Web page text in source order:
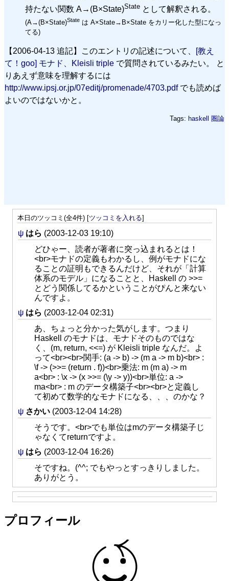
持たない関数 A→(B×State)State として解釈される。
(A→(B×State)State は A×State→B×State をカリー化した型になっ
てる)
【2006-04-13 追記】このエントリの記述について、
[教え
て！goo] モナド、Kleisli triple で質問されているみたい。 と
りあえず意味を理解するには
http://www.ipsj.or.jp/07editj/promenade/4703.pdfでも読めば
よいのではないかと。
Tags: haskell 圏論
本日のツッコミ(全4件) [ツッコミを入れる]
ψ はら (2003-12-03 19:10)
どひゃー、読者が著者に突っ込まれるとは！
<br>モナドの定義もわかるし、例がモナドにな
ることの証明もできるんだけど、それが「計算
体系のモデル」になることと、Haskell の >>=
とどう関係してるかということがぴんと来ない
んですよ。
ψ はら (2003-12-04 02:31)
あ、ちょっと分かった気がします。つまり
Haskell のモナドは、モナドそのものではな
く、(m, return, <<=) が Kleisli triple なんだ。よ
って<br><br>関手: (a -> b) -> (m a -> m b)<br> :
\f -> (>>= (return . f))<br>乗法: m (m a) -> m
a<br> : \x -> (x >>= (\y -> y))<br>単位: a ->
ma<br> : m のデータ構築子<br><br>と定義し
て初めて数学的なモナドになる、、、のかな？
ψ さかい (2003-12-04 14:28)
そうです。<br>でも単位はmのデータ構築子じ
ゃなくてreturnですよ。
ψ はら (2003-12-04 16:26)
そですね。(^^; でもやっとすっきりしました。
ありがとう。
プロフィール